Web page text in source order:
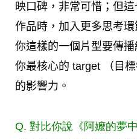
映口碑，非常可惜；但
作品時，加入更多思考
你這樣的一個片型要傳
你最核心的 target （目
的影響力。
Q. 對比你說《阿嬤的夢